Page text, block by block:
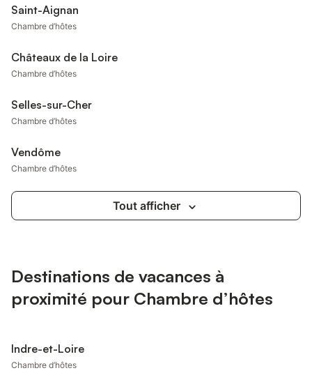
Saint-Aignan
Chambre d’hôtes
Châteaux de la Loire
Chambre d’hôtes
Selles-sur-Cher
Chambre d’hôtes
Vendôme
Chambre d’hôtes
Tout afficher
Destinations de vacances à
proximité pour Chambre d’hôtes
Indre-et-Loire
Chambre d’hôtes